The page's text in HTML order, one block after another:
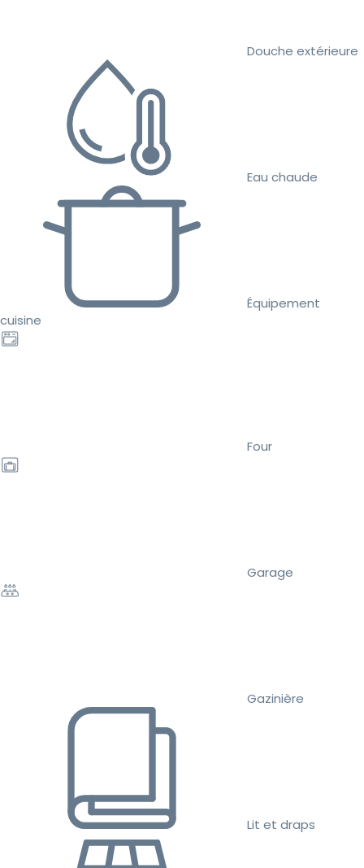
Douche extérieure
Eau chaude
Équipement
cuisine
Four
Garage
Gazinière
Lit et draps